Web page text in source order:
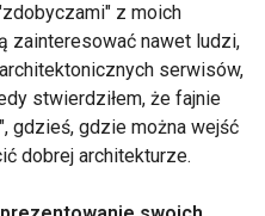
z moich
zainteresować nawet ludzi,
serwisów,
stwierdziłem, że fajnie
gdzieś, gdzie można wejść
dobrej architekturze.